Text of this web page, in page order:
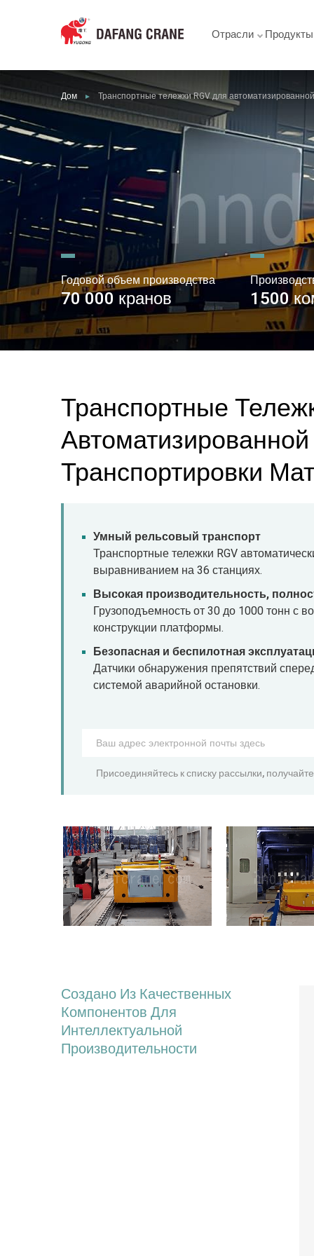
Отрасли Продукты
Дом ► Транспортные тележки RGV для
Годовой объем производства
70 000 кранов 1500
Транспортные
Транспортировки
Умный рельсовый транспорт
Транспортные тележки RGV
выравниванием на 36 станциях.
Высокая производительность,
Грузоподъемность от 30 до 1000 тонн с
конструкции платформы.
Безопасная и беспилотная
Датчики обнаружения препятствий
системой аварийной остановки.
Присоединяйтесь к списку рассылки,
Создано Из Качественных
Компонентов Для
Интеллектуальной
Производительности